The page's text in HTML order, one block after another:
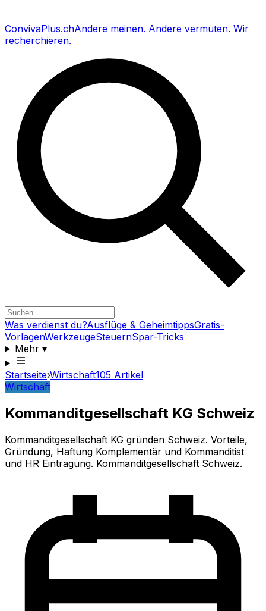
ConvivaPlus.chAndere meinen. Andere vermuten. Wir
recherchieren.
Was verdienst du?Ausflüge & GeheimtippsGratis-
VorlagenWerkzeugeSteuernSpar-Tricks
Mehr▾
Startseite›Wirtschaft105 Artikel
Wirtschaft
Kommanditgesellschaft KG Schweiz
Kommanditgesellschaft KG gründen Schweiz. Vorteile,
Gründung, Haftung Komplementär und Kommanditist
und HR Eintragung. Kommanditgesellschaft Schweiz.